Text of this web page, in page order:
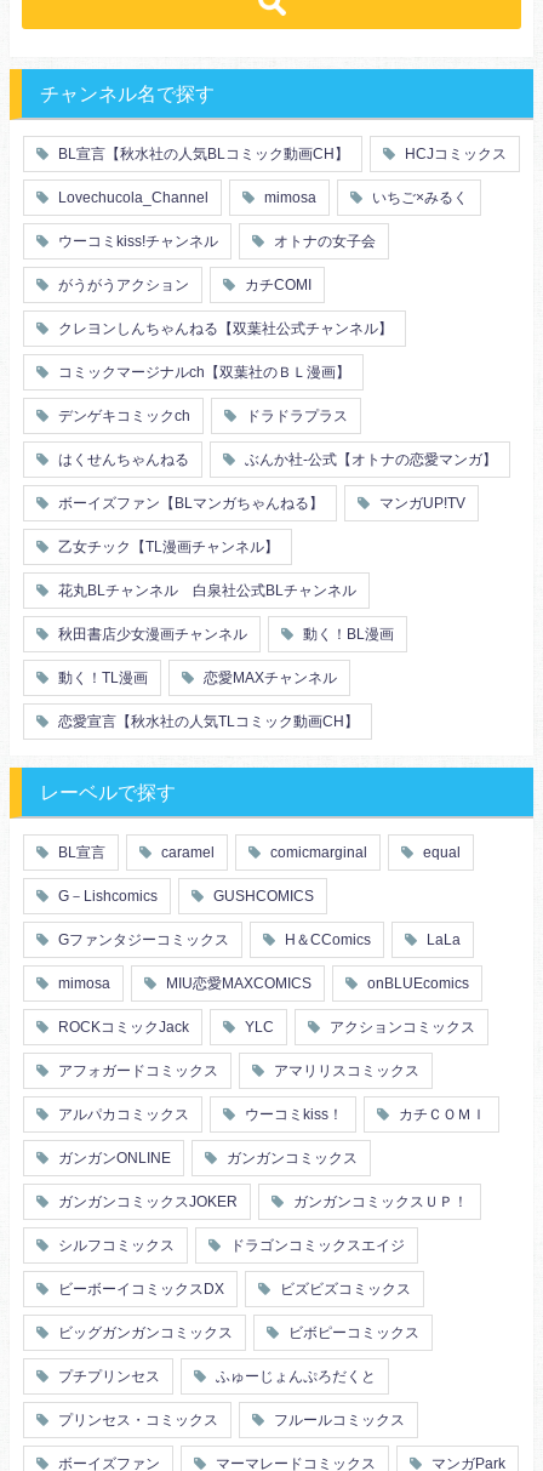
俺様
エリート・ハイスぺ
芸能人
王子様
ヤンキー・不良
人外
富豪
同期
店長・店員
先生
幼馴染
漫画家・作家
ヤンキー
禁断・背徳
ロマンス
セフレ
初体験
調教
花嫁
義兄弟姉妹
初恋
スーツ
片思い
短編
人妻
主従関係
婚約者
不器用
秘密の関係
ol
甘エロ
フェチ
メイド
恋人
泥酔
絶倫
複数プレイ
催眠
友情・仲間
浴衣・和服
チャンネル名で探す
BL宣言【秋水社の人気BLコミック動画CH】 HCJコミックス
Lovechucola_Channel mimosa いちご×みるく
ウーコミkiss!チャンネル オトナの女子会
がうがうアクション カチCOMI
クレヨンしんちゃんねる【双葉社公式チャンネル】
コミックマージナルch【双葉社のＢＬ漫画】
デンゲキコミックch ドラドラプラス
はくせんちゃんねる ぶんか社-公式【オトナの恋愛マンガ】
ボーイズファン【BLマンガちゃんねる】 マンガUP!TV
乙女チック【TL漫画チャンネル】
花丸BLチャンネル 白泉社公式BLチャンネル
秋田書店少女漫画チャンネル 動く！BL漫画
動く！TL漫画 恋愛MAXチャンネル
恋愛宣言【秋水社の人気TLコミック動画CH】
レーベルで探す
BL宣言 caramel comicmarginal equal
G－Lishcomics GUSHCOMICS
Gファンタジーコミックス H＆CComics LaLa
mimosa MIU恋愛MAXCOMICS onBLUEcomics
ROCKコミックJack YLC アクションコミックス
アフォガードコミックス アマリリスコミックス
アルパカコミックス ウーコミkiss！ カチＣＯＭＩ
ガンガンONLINE ガンガンコミックス
ガンガンコミックスJOKER ガンガンコミックスＵＰ！
シルフコミックス ドラゴンコミックスエイジ
ビーボーイコミックスDX ビズビズコミックス
ビッグガンガンコミックス ビボピーコミックス
プチプリンセス ふゅーじょんぷろだくと
プリンセス・コミックス フルールコミックス
ボーイズファン マーマレードコミックス マンガPark